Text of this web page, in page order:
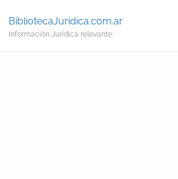
BibliotecaJuridica.com.ar
Información Jurídica relevante.